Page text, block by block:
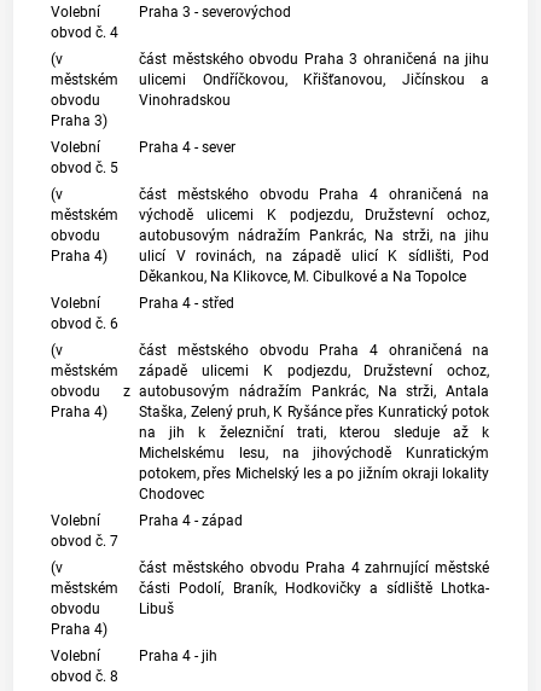
Volební
obvod č. 4
Praha 3 - severovýchod
(v
městském
obvodu
Praha 3)
část městského obvodu Praha 3 ohraničená na jihu
ulicemi Ondříčkovou, Křišťanovou, Jičínskou a
Vinohradskou
Volební
obvod č. 5
Praha 4 - sever
(v
městském
obvodu
Praha 4)
část městského obvodu Praha 4 ohraničená na
východě ulicemi K podjezdu, Družstevní ochoz,
autobusovým nádražím Pankrác, Na strži, na jihu
ulicí V rovinách, na západě ulicí K sídlišti, Pod
Děkankou, Na Klikovce, M. Cibulkové a Na Topolce
Volební
obvod č. 6
Praha 4 - střed
(v
městském
obvodu z
Praha 4)
část městského obvodu Praha 4 ohraničená na
západě ulicemi K podjezdu, Družstevní ochoz,
autobusovým nádražím Pankrác, Na strži, Antala
Staška, Zelený pruh, K Ryšánce přes Kunratický potok
na jih k železniční trati, kterou sleduje až k
Michelskému lesu, na jihovýchodě Kunratickým
potokem, přes Michelský les a po jižním okraji lokality
Chodovec
Volební
obvod č. 7
Praha 4 - západ
(v
městském
obvodu
Praha 4)
část městského obvodu Praha 4 zahrnující městské
části Podolí, Braník, Hodkovičky a sídliště Lhotka-
Libuš
Volební
obvod č. 8
Praha 4 - jih